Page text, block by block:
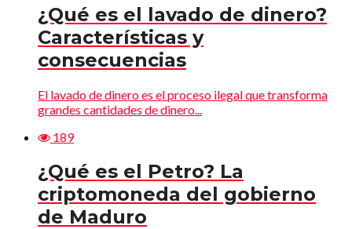
¿Qué es el lavado de dinero?
Características y
consecuencias
El lavado de dinero es el proceso ilegal que transforma
grandes cantidades de dinero...
189
¿Qué es el Petro? La
criptomoneda del gobierno
de Maduro